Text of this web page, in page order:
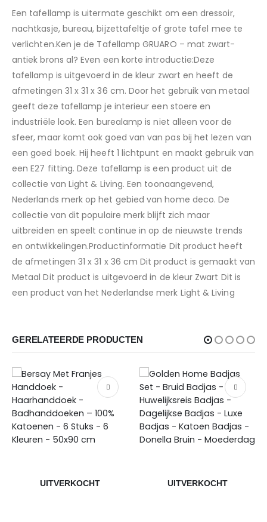
Een tafellamp is uitermate geschikt om een dressoir,
nachtkasje, bureau, bijzettafeltje of grote tafel mee te
verlichten.Ken je de Tafellamp GRUARO – mat zwart-
antiek brons al? Even een korte introductie:Deze
tafellamp is uitgevoerd in de kleur zwart en heeft de
afmetingen 31 x 31 x 36 cm. Door het gebruik van metaal​
geeft deze tafellamp je interieur een stoere en
industriële look. Een burealamp is niet alleen voor de
sfeer, maar komt ook goed van van pas bij het lezen van
een goed boek. Hij heeft 1 lichtpunt en maakt gebruik van
een E27 fitting. Deze tafellamp is een product uit de
collectie van Light & Living. Een toonaangevend,
Nederlands merk op het gebied van home deco. De
collectie van dit populaire merk blijft zich maar
uitbreiden en speelt continue in op de nieuwste trends
en ontwikkelingen.Productinformatie Dit product heeft
de afmetingen 31 x 31 x 36 cm Dit product is gemaakt van
Metaal Dit product is uitgevoerd in de kleur Zwart Dit is
een product van het Nederlandse merk Light & Living
GERELATEERDE PRODUCTEN
UITVERKOCHT UITVERKOCHT